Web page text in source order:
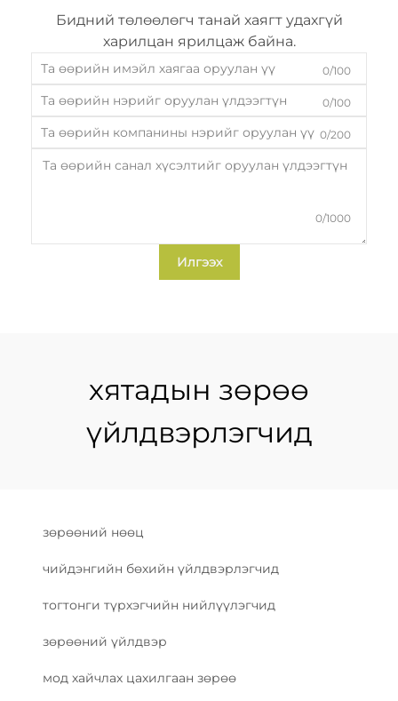
Бидний төлөөлөгч танай хаягт удахгүй
харилцан ярилцаж байна.
0/100
0/100
0/200
0/1000
Илгээх
хятадын зөрөө
үйлдвэрлэгчид
зөрөөний нөөц
чийдэнгийн бөхийн үйлдвэрлэгчид
тогтонги түрхэгчийн нийлүүлэгчид
зөрөөний үйлдвэр
мод хайчлах цахилгаан зөрөө